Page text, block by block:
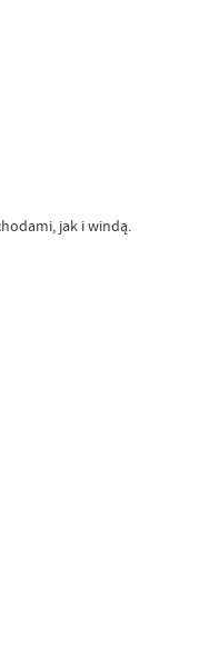
jak i windą.